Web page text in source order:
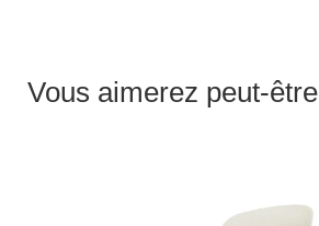
Vous aimerez peut-être